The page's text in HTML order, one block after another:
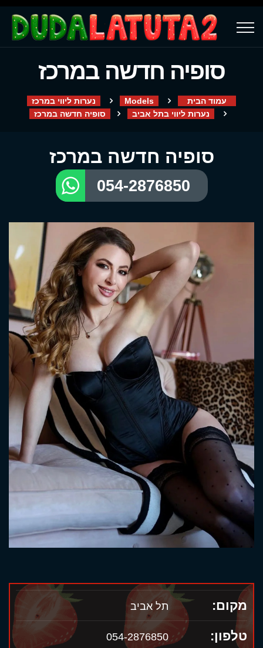
סופיה חדשה במרכז
עמוד הבית Models
נערות ליווי במרכז
נערות ליווי בתל אביב
סופיה חדשה במרכז
סופיה חדשה במרכז
054-2876850
מקום: תל אביב
טלפון: 054-2876850